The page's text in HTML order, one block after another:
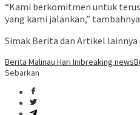
“Kami berkomitmen untuk
yang kami jalankan,”
Simak Berita dan Artikel lainnya
Berita Malinau Hari Inibreaking news
Sebarkan